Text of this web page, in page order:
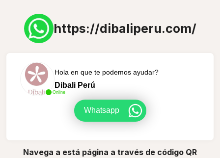
https://dibaliperu.com/
Online
Hola en que te podemos ayudar?
Dibali Perú
Whatsapp
Navega a está página a través de código QR